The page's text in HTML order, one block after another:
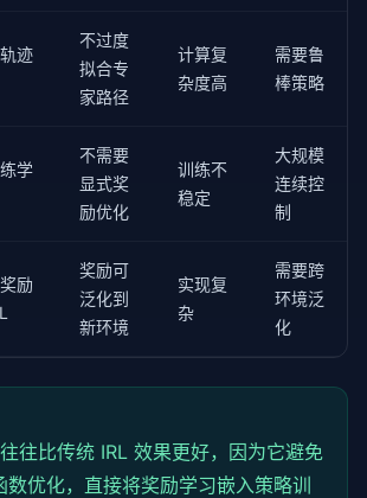
练循环"""
range(n_iterations):
前策略收集轨迹
actions, rewards = collect_rollout(
=
torch.tensor(states, dtype=torch
=
torch .tensor(actions, dtype=
in range(3):
# 判别器多训练几步
expert_a =
= discriminator(expert_s,
= -(
torch .log( - d_learner + 1 e- 8
迹
不过度
拟合专
家路径
计算复
杂度高
需要鲁
棒策略
学
不需要
显式奖
励优化
训练不
稳定
大规模
连续控
制
励
奖励可
泛化到
新环境
实现复
杂
需要跨
环境泛
化
往比传统 IRL 效果更好，因为它避免
数优化，直接将奖励学习嵌入策略训